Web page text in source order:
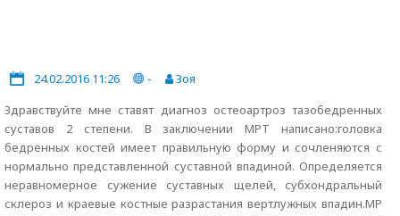
24.02.2016 11:26 -
Зоя
Здравствуйте мне ставят диагноз остеоартроз тазобедренных
суставов 2 степени. В заключении МРТ написано:головка
бедренных костей имеет правильную форму и сочленяются с
нормально представленной суставной впадиной. Определяется
неравномерное сужение суставных щелей, субхондральный
склероз и краевые костные разрастания вертлужных впадин.МР